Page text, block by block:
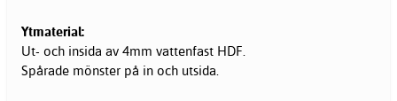
Ytmaterial:
Ut- och insida av 4mm vattenfast HDF.
Spårade mönster på in och utsida.